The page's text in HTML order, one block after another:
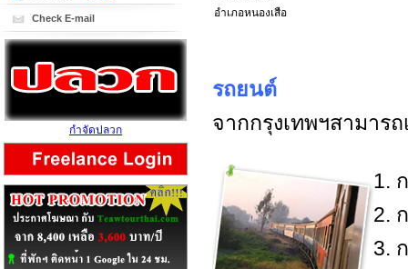
อำเภอหนองเสือ
รถยนต์
จากกรุงเทพฯสามาร
1.
2.
3.
Check E-mail
กำจัดปลวก